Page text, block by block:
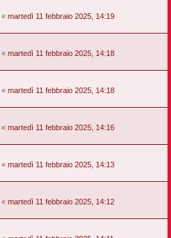
« martedì 11 febbraio 2025, 14:19
« martedì 11 febbraio 2025, 14:18
« martedì 11 febbraio 2025, 14:18
« martedì 11 febbraio 2025, 14:16
« martedì 11 febbraio 2025, 14:13
« martedì 11 febbraio 2025, 14:12